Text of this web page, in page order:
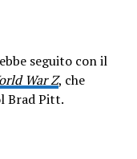
seguito con il
War Z, che
Brad Pitt.